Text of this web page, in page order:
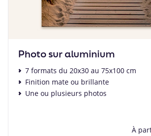
Photo sur aluminium
7 formats du 20x30 au 75x100 cm
Finition mate ou brillante
Une ou plusieurs photos
À